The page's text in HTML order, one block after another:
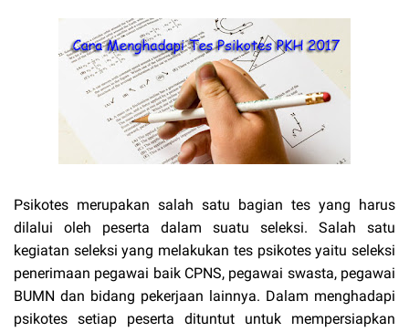
Psikotes merupakan salah satu bagian tes yang harus
dilalui oleh peserta dalam suatu seleksi. Salah satu
kegiatan seleksi yang melakukan tes psikotes yaitu seleksi
penerimaan pegawai baik CPNS, pegawai swasta, pegawai
BUMN dan bidang pekerjaan lainnya. Dalam menghadapi
psikotes setiap peserta dituntut untuk mempersiapkan